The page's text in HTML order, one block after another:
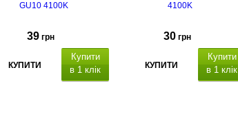
GU10 4100K
39 грн
КУПИТИ
Купити
в 1 клік
4100K
30 грн
КУПИТИ
Купити
в 1 клік